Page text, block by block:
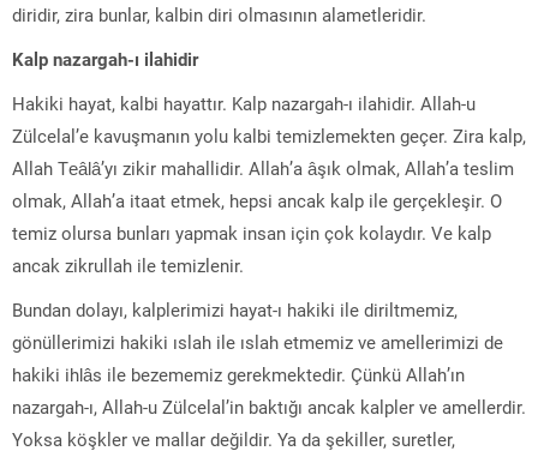
diridir, zira bunlar, kalbin diri olmasının alametleridir.
Kalp nazargah-ı ilahidir
Hakiki hayat, kalbi hayattır. Kalp nazargah-ı ilahidir. Allah-u
Zülcelal’e kavuşmanın yolu kalbi temizlemekten geçer. Zira kalp,
Allah Teâlâ’yı zikir mahallidir. Allah’a âşık olmak, Allah’a teslim
olmak, Allah’a itaat etmek, hepsi ancak kalp ile gerçekleşir. O
temiz olursa bunları yapmak insan için çok kolaydır. Ve kalp
ancak zikrullah ile temizlenir.
Bundan dolayı, kalplerimizi hayat-ı hakiki ile diriltmemiz,
gönüllerimizi hakiki ıslah ile ıslah etmemiz ve amellerimizi de
hakiki ihlâs ile bezememiz gerekmektedir. Çünkü Allah’ın
nazargah-ı, Allah-u Zülcelal’in baktığı ancak kalpler ve amellerdir.
Yoksa köşkler ve mallar değildir. Ya da şekiller, suretler,